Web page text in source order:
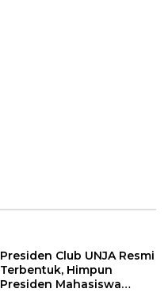
Presiden Club UNJA Resmi
Terbentuk, Himpun
Presiden Mahasiswa